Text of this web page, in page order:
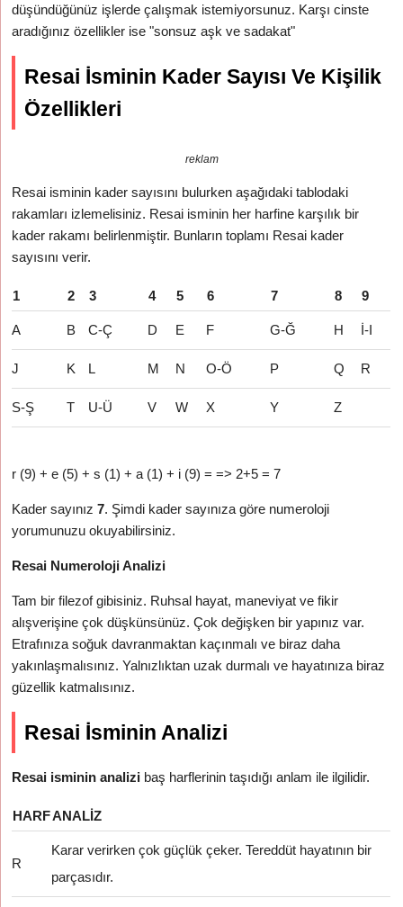
düşündüğünüz işlerde çalışmak istemiyorsunuz. Karşı cinste
aradığınız özellikler ise "sonsuz aşk ve sadakat"
Resai İsminin Kader Sayısı Ve Kişilik
Özellikleri
reklam
Resai isminin kader sayısını bulurken aşağıdaki tablodaki
rakamları izlemelisiniz. Resai isminin her harfine karşılık bir
kader rakamı belirlenmiştir. Bunların toplamı Resai kader
sayısını verir.
1 2 3 4 5 6 7 8 9
A B C-Ç D E F G-Ğ H İ-I
J K L M N O-Ö P Q R
S-Ş T U-Ü V W X Y Z
r (9) + e (5) + s (1) + a (1) + i (9) = => 2+5 = 7
Kader sayınız7. Şimdi kader sayınıza göre numeroloji
yorumunuzu okuyabilirsiniz.
Resai Numeroloji Analizi
Tam bir filezof gibisiniz. Ruhsal hayat, maneviyat ve fikir
alışverişine çok düşkünsünüz. Çok değişken bir yapınız var.
Etrafınıza soğuk davranmaktan kaçınmalı ve biraz daha
yakınlaşmalısınız. Yalnızlıktan uzak durmalı ve hayatınıza biraz
güzellik katmalısınız.
Resai İsminin Analizi
Resai isminin analizi baş harflerinin taşıdığı anlam ile ilgilidir.
HARFANALIZ
R
Karar verirken çok güçlük çeker. Tereddüt hayatının bir
parçasıdır.